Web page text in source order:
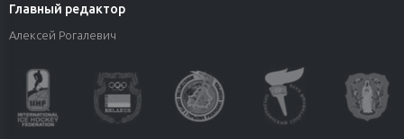
Главный редактор
Алексей Рогалевич